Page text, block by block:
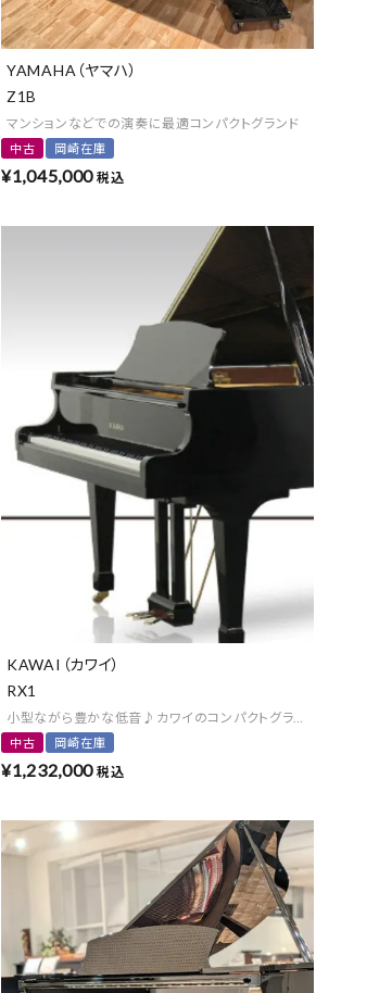
YAMAHA（ヤマハ）
Z1B
マンションなどでの演奏に最適コンパクトグランド
中古 岡崎在庫
¥1,045,000 税込
KAWAI（カワイ）
RX1
小型ながら豊かな低音♪カワイのコンパクトグランド
中古 岡崎在庫
¥1,232,000 税込